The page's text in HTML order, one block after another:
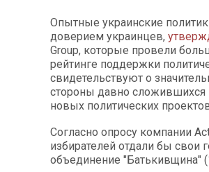
Опытные украинские
доверием украинцев,
Group, которые провели
рейтинге поддержки
свидетельствуют о
стороны давно сложившихся
новых политических
Согласно опросу компании
избирателей отдали бы свои
объединение "Батькивщина"